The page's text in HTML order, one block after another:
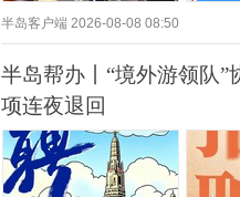
半岛客户端 2026-08-08 08:50
半岛帮办丨“境外游领队
项连夜退回